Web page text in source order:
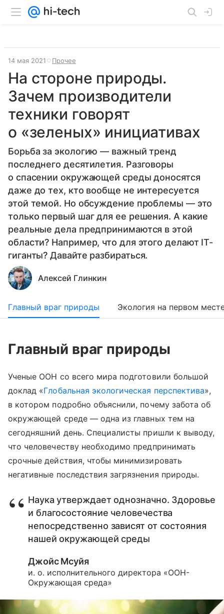
14 мая 2021 Прочее
На стороне природы.
Зачем производители
техники говорят
о «зеленых» инициативах
Борьба за экологию — важный тренд
последнего десятилетия. Разговоры
о спасении окружающей среды доносятся
даже до тех, кто вообще не интересуется
этой темой. Но обсуждение проблемы — это
только первый шаг для ее решения. А какие
реальные дела предпринимаются в этой
области? Например, что для этого делают IT-
гиганты? Давайте разбираться.
Алексей Глинкин
Главный враг природы Экология на первом
Главный враг природы
Ученые ООН со всего мира подготовили большой
доклад «Глобальная экологическая перспектива»,
в котором подробно объяснили, почему забота об
окружающей среде — одна из главных тем на
сегодняшний день. Специалисты пришли к выводу,
что человечеству необходимо предпринимать
срочные действия, чтобы минимизировать
негативные последствия загрязнения природы.
Наука утверждает однозначно. Здоровье
и благосостояние человечества
непосредственно зависят от состояния
нашей окружающей среды
Джойс Мсуйя
и. о. исполнительного директора «ООН-
Окружающая среда»